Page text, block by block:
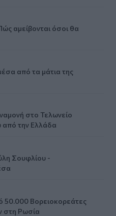
αμείβονται όσοι θα
από τα μάτια της
στο Τελωνείο
την Ελλάδα
Σουφλίου -
50.000 Βορειοκορεάτες
στη Ρωσία